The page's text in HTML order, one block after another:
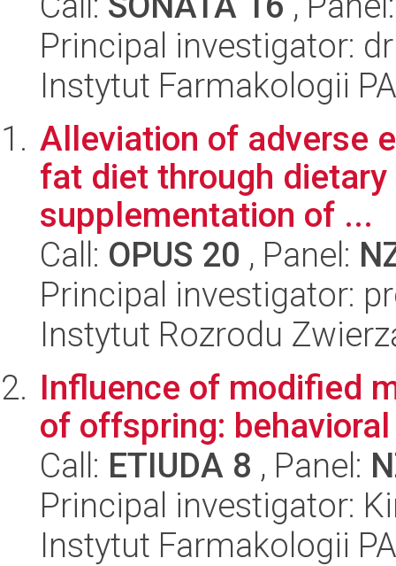
Principal investigator:
Instytut Farmakologii
Alleviation of adverse
fat diet through
supplementation of ...
Call: OPUS 20 , Panel:
Principal investigator:
Instytut Rozrodu
Influence of modified
of offspring:
Call: ETIUDA 8 , Panel:
Principal investigator:
Instytut Farmakologii